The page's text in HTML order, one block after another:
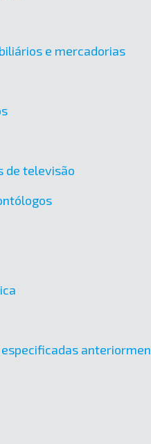
e mercadorias
de televisão